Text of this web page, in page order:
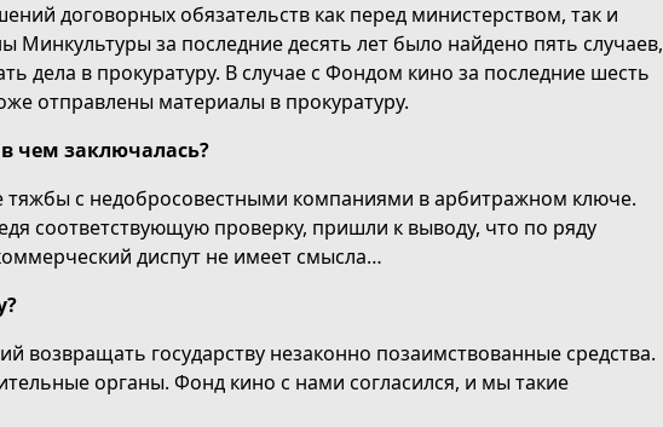
договорных обязательств как перед министерством, так и
Минкультуры за последние десять лет было найдено пять случаев,
дела в прокуратуру. В случае с Фондом кино за последние шесть
отправлены материалы в прокуратуру.
чем заключалась?
с недобросовестными компаниями в арбитражном ключе.
соответствующую проверку, пришли к выводу, что по ряду
диспут не имеет смысла…
государству незаконно позаимствованные средства.
органы. Фонд кино с нами согласился, и мы такие